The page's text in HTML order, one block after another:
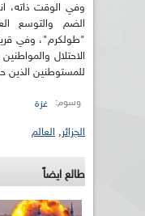
وفي الوقت ذاته،
الضم والتوسع
"طولكرم"، وفي
الاحتلال
للمستوطنين الذين
وسوم: غزة
الجزائر, العالم
طالع ايضاً